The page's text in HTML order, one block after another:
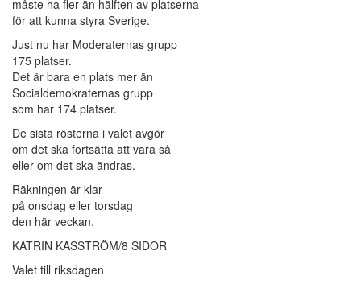
måste ha fler än hälften av platserna
för att kunna styra Sverige.
Just nu har Moderaternas grupp
175 platser.
Det är bara en plats mer än
Socialdemokraternas grupp
som har 174 platser.
De sista rösterna i valet avgör
om det ska fortsätta att vara så
eller om det ska ändras.
Räkningen är klar
på onsdag eller torsdag
den här veckan.
KATRIN KASSTRÖM/8 SIDOR
Valet till riksdagen